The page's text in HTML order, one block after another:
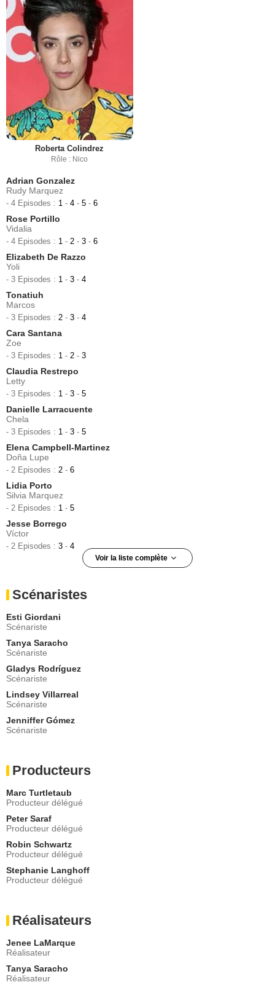
Roberta Colindrez
Rôle : Nico
Adrian Gonzalez
Rudy Marquez
- 4 Episodes : 1 - 4 - 5 - 6
Rose Portillo
Vidalia
- 4 Episodes : 1 - 2 - 3 - 6
Elizabeth De Razzo
Yoli
- 3 Episodes : 1 - 3 - 4
Tonatiuh
Marcos
- 3 Episodes : 2 - 3 - 4
Cara Santana
Zoe
- 3 Episodes : 1 - 2 - 3
Claudia Restrepo
Letty
- 3 Episodes : 1 - 3 - 5
Danielle Larracuente
Chela
- 3 Episodes : 1 - 3 - 5
Elena Campbell-Martinez
Doña Lupe
- 2 Episodes : 2 - 6
Lidia Porto
Silvia Marquez
- 2 Episodes : 1 - 5
Jesse Borrego
Víctor
- 2 Episodes : 3 - 4
Voir la liste complète
- 2 Episodes :5-6
Rocky
- 2 Episodes :
Karen Sours Albisua
Monica
- 2 Episodes :5-6
Andrew Steven Hernandez
Mikey
- 2 Episodes :
Lidia Porto
Silvia Marzquez
Nelson Herrera
Erika Soto
Karla
- 1 Episode :
Mr. Sánchez
- 1 Episode :2
Graciela Valderrama
Tía Magda
Michelle Badillo
Sam
Jackson Davis
- 1 Episode :4
Scénaristes
Esti Giordani
Scénariste
Tanya Saracho
Scénariste
Gladys Rodríguez
Scénariste
Lindsey Villarreal
Scénariste
Jenniffer Gómez
Scénariste
Producteurs
Marc Turtletaub
Producteur délégué
Peter Saraf
Producteur délégué
Robin Schwartz
Producteur délégué
Stephanie Langhoff
Producteur délégué
Réalisateurs
Jenee LaMarque
Réalisateur
Tanya Saracho
Réalisateur